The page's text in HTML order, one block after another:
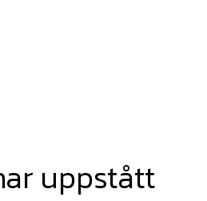
uppstått